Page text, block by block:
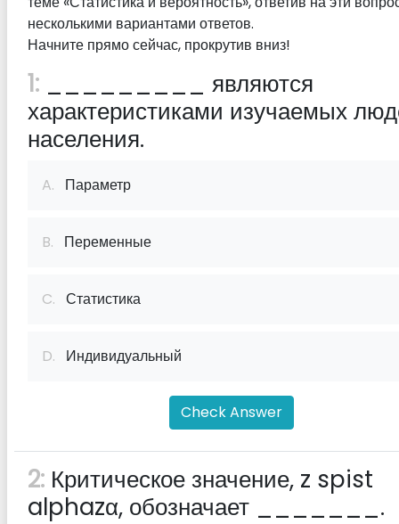
несколькими вариантами ответов.
Начните прямо сейчас, прокрутив вниз!
1: _________ являются
характеристиками изучаемых
населения.
A. Параметр
B. Переменные
C. Статистика
D. Индивидуальный
Check Answer
2: Критическое значение, z spist
alphazα, обозначает _______.